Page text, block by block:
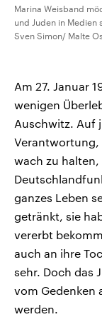
Marina Weisband
und Juden in
Sven Simon/ Malte
Am 27. Januar
wenigen
Auschwitz. Auf
Verantwortung,
wach zu halten,
ganzes Leben
getränkt, sie
vererbt
auch an ihre
sehr. Doch das
vom Gedenken
werden.